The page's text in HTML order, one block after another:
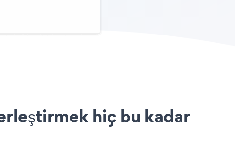
hiç bu kadar